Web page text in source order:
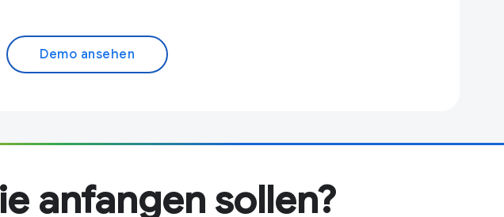
Demo ansehen
anfangen sollen?